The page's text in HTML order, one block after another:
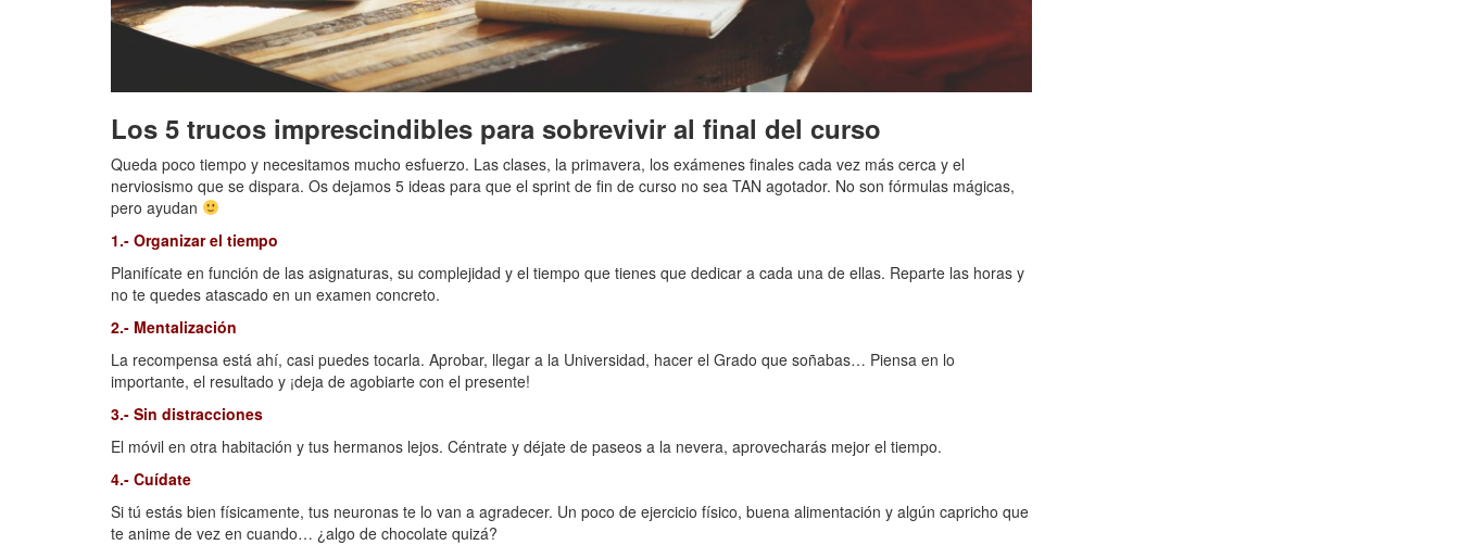
Los 5 trucos imprescindibles para sobrevivir al final del curso
Queda poco tiempo y necesitamos mucho esfuerzo. Las clases, la primavera, los exámenes finales cada vez más cerca y el
nerviosismo que se dispara. Os dejamos 5 ideas para que el sprint de fin de curso no sea TAN agotador. No son fórmulas mágicas,
pero ayudan
1.- Organizar el tiempo
Planifícate en función de las asignaturas, su complejidad y el tiempo que tienes que dedicar a cada una de ellas. Reparte las horas y
no te quedes atascado en un examen concreto.
2.- Mentalización
La recompensa está ahí, casi puedes tocarla. Aprobar, llegar a la Universidad, hacer el Grado que soñabas… Piensa en lo
importante, el resultado y ¡deja de agobiarte con el presente!
3.- Sin distracciones
El móvil en otra habitación y tus hermanos lejos. Céntrate y déjate de paseos a la nevera, aprovecharás mejor el tiempo.
4.- Cuídate
Si tú estás bien físicamente, tus neuronas te lo van a agradecer. Un poco de ejercicio físico, buena alimentación y algún capricho que
te anime de vez en cuando… ¿algo de chocolate quizá?